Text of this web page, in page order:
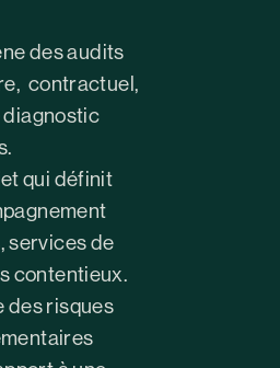
des audits
contractuel,
diagnostic
qui définit
services de
contentieux.
des risques